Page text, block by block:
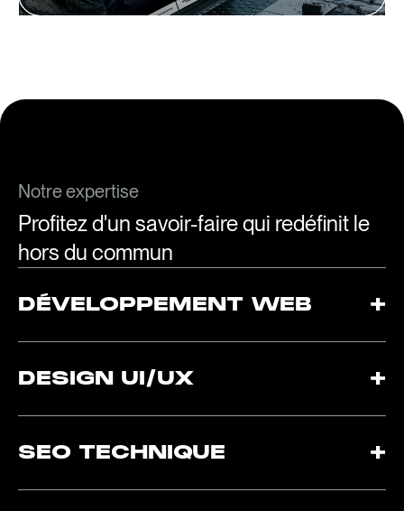
Notre expertise
Profitez d'un savoir-faire qui redéfinit le
hors du commun
DÉVELOPPEMENT WEB +
WordPress, React et des technologies modernes. Nous
développons des solutions adaptées aux besoins de chaque
entreprise, sans dépendre de modèles préfabriqués, thèmes ou
DESIGN UI/UX +
la clarté, l’accessibilité et la simplicité. Chaque écran est conçu
SEO TECHNIQUE +